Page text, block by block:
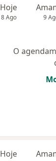
Hoje
8 Ago 9
O
Hoje